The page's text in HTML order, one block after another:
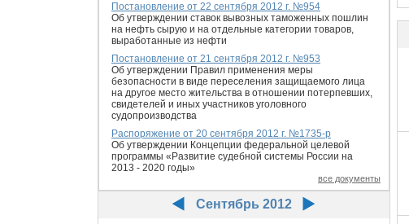
Постановление от 22 сентября 2012 г. №954
Об утверждении ставок вывозных таможенных пошлин
на нефть сырую и на отдельные категории товаров,
выработанные из нефти
Постановление от 21 сентября 2012 г. №953
Об утверждении Правил применения меры
безопасности в виде переселения защищаемого лица
на другое место жительства в отношении потерпевших,
свидетелей и иных участников уголовного
судопроизводства
Распоряжение от 20 сентября 2012 г. №1735-р
Об утверждении Концепции федеральной целевой
программы «Развитие судебной системы России на
2013 - 2020 годы»
все документы
Сентябрь 2012